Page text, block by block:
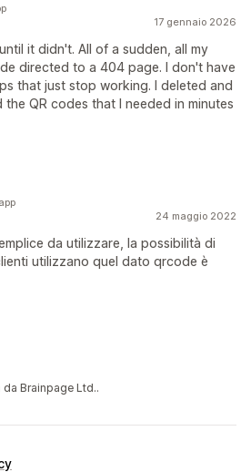
17 gennaio 2026
it didn't. All of a sudden, all my
directed to a 404 page. I don't have
that just stop working. I deleted and
the QR codes that I needed in minutes
24 maggio 2022
da utilizzare, la possibilità di
utilizzano quel dato qrcode è
da Brainpage Ltd..